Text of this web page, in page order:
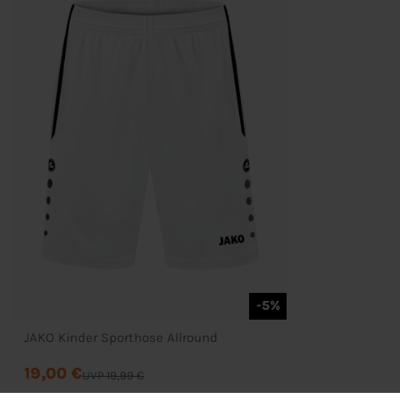
-5%
JAKO Kinder Sporthose Allround
UVP 19,99 €
19,00 €
Mein Konto
Wunschliste
Zahlung & Versand